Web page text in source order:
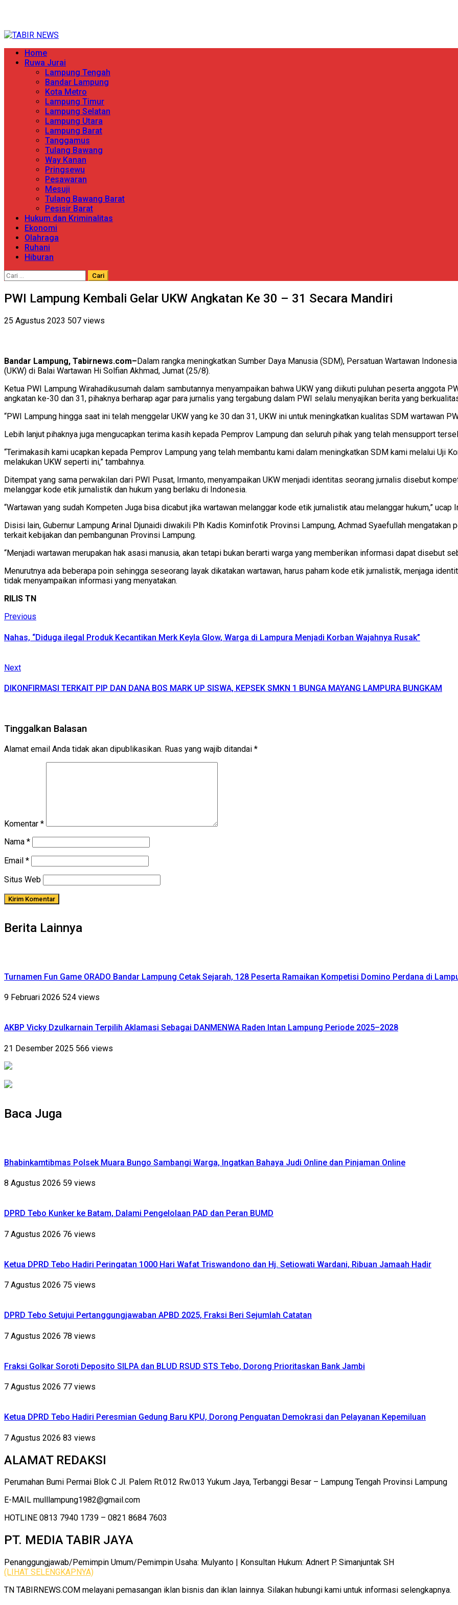
content
Primary
Menu
Home
Ruwa Jurai
Lampung Tengah
Bandar Lampung
Kota Metro
Lampung Timur
Lampung Selatan
Lampung Utara
Lampung Barat
Tanggamus
Tulang Bawang
Way Kanan
Pringsewu
Pesawaran
Mesuji
Tulang Bawang Barat
Pesisir Barat
Hukum dan Kriminalitas
Ekonomi
Olahraga
Ruhani
Hiburan
Cari
PWI Lampung Kembali Gelar UKW Angkatan Ke 30 – 31 Secara Mandiri
25 Agustus 2023 507 views
Bandar Lampung, Tabirnews.com– Dalam rangka meningkatkan Sumber Daya Manusia (SDM), Persatuan Wartawan
(UKW) di Balai Wartawan Hi Solfian Akhmad, Jumat (25/8).
Ketua PWI Lampung Wirahadikusumah dalam sambutannya menyampaikan bahwa UKW yang diikuti puluhan peserta anggota
angkatan ke-30 dan 31, pihaknya berharap agar para jurnalis yang tergabung dalam PWI selalu menyajikan berita yang
“PWI Lampung hingga saat ini telah menggelar UKW yang ke 30 dan 31, UKW ini untuk meningkatkan kualitas SDM wartawan
Lebih lanjut pihaknya juga mengucapkan terima kasih kepada Pemprov Lampung dan seluruh pihak yang telah mensupport
“Terimakasih kami ucapkan kepada Pemprov Lampung yang telah membantu kami dalam meningkatkan SDM kami melalui Uji
melakukan UKW seperti ini,” tambahnya.
Ditempat yang sama perwakilan dari PWI Pusat, Irmanto, menyampaikan UKW menjadi identitas seorang jurnalis disebut
melanggar kode etik jurnalistik dan hukum yang berlaku di Indonesia.
“Wartawan yang sudah Kompeten Juga bisa dicabut jika wartawan melanggar kode etik jurnalistik atau melanggar hukum,” ucap
Disisi lain, Gubernur Lampung Arinal Djunaidi diwakili Plh Kadis Kominfotik Provinsi Lampung, Achmad Syaefullah
terkait kebijakan dan pembangunan Provinsi Lampung.
“Menjadi wartawan merupakan hak asasi manusia, akan tetapi bukan berarti warga yang memberikan informasi dapat disebut
Menurutnya ada beberapa poin sehingga seseorang layak dikatakan wartawan, harus paham kode etik jurnalistik, menjaga
tidak menyampaikan informasi yang menyatakan.
RILIS TN
Continue
Reading
Previous
Nahas, “Diduga ilegal Produk Kecantikan Merk Keyla Glow, Warga di Lampura Menjadi Korban Wajahnya Rusak”
NextNext
DIKONFIRMASI TERKAIT PIP DAN DANA BOS MARK UP SISWA, KEPSEK SMKN 1 BUNGA MAYANG LAMPURA BUNGKAM
Tinggalkan Balasan
Alamat email Anda tidak akan dipublikasikan. Ruas yang wajib ditandai *
Komentar *
Nama *
Email *
Situs Web
Berita Lainnya
Turnamen Fun Game ORADO Bandar Lampung Cetak Sejarah, 128 Peserta Ramaikan Kompetisi Domino Perdana di
9 Februari 2026 524 views
AKBP Vicky Dzulkarnain Terpilih Aklamasi Sebagai DANMENWA Raden Intan Lampung Periode 2025–2028
21 Desember 2025 566 views
Baca Juga
Bhabinkamtibmas Polsek Muara Bungo Sambangi Warga, Ingatkan Bahaya Judi Online dan Pinjaman Online
8 Agustus 2026 59 views
DPRD Tebo Kunker ke Batam, Dalami Pengelolaan PAD dan Peran BUMD
7 Agustus 2026 76 views
Ketua DPRD Tebo Hadiri Peringatan 1000 Hari Wafat Triswandono dan Hj. Setiowati Wardani, Ribuan Jamaah Hadir
7 Agustus 2026 75 views
DPRD Tebo Setujui Pertanggungjawaban APBD 2025, Fraksi Beri Sejumlah Catatan
7 Agustus 2026 78 views
Fraksi Golkar Soroti Deposito SILPA dan BLUD RSUD STS Tebo, Dorong Prioritaskan Bank Jambi
7 Agustus 2026 77 views
Ketua DPRD Tebo Hadiri Peresmian Gedung Baru KPU, Dorong Penguatan Demokrasi dan Pelayanan Kepemiluan
7 Agustus 2026 83 views
ALAMAT REDAKSI
Perumahan Bumi Permai Blok C Jl. Palem Rt.012 Rw.013 Yukum Jaya, Terbanggi Besar – Lampung Tengah Provinsi Lampung
E-MAIL mulllampung1982@gmail.com
HOTLINE 0813 7940 1739 – 0821 8684 7603
PT. MEDIA TABIR JAYA
Penanggungjawab/Pemimpin Umum/Pemimpin Usaha: Mulyanto | Konsultan Hukum: Adnert P. Simanjuntak SH
(LIHAT SELENGKAPNYA)
TN TABIRNEWS.COM melayani pemasangan iklan bisnis dan iklan lainnya. Silakan hubungi kami untuk informasi selengkapnya.